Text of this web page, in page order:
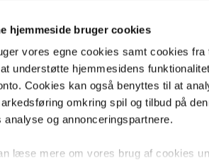
hjemmeside bruger cookies
vores egne cookies samt cookies
understøtte hjemmesidens
Cookies kan også benyttes til at
omkring spil og tilbud på
analyse og annonceringspartnere.
læse mere om vores brug af cookies